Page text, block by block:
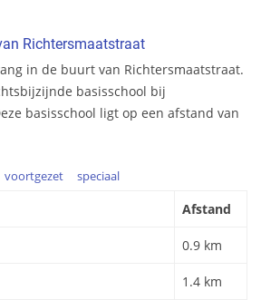
Richtersmaatstraat
in de buurt van Richtersmaatstraat.
basisschool bij
basisschool ligt op een afstand van
voortgezet speciaal
Afstand
0.9 km
1.4 km